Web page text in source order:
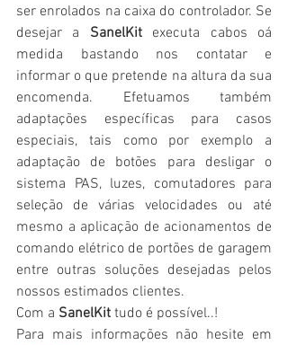
ser enrolados na caixa do controlador. Se
desejar a SanelKit executa cabos oá
medida bastando nos contatar e
informar o que pretende na altura da sua
encomenda. Efetuamos também
adaptações específicas para casos
especiais, tais como por exemplo a
adaptação de botões para desligar o
sistema PAS, luzes, comutadores para
seleção de várias velocidades ou até
mesmo a aplicação de acionamentos de
comando elétrico de portões de garagem
entre outras soluções desejadas pelos
nossos estimados clientes.
Com a SanelKit tudo é possível..!